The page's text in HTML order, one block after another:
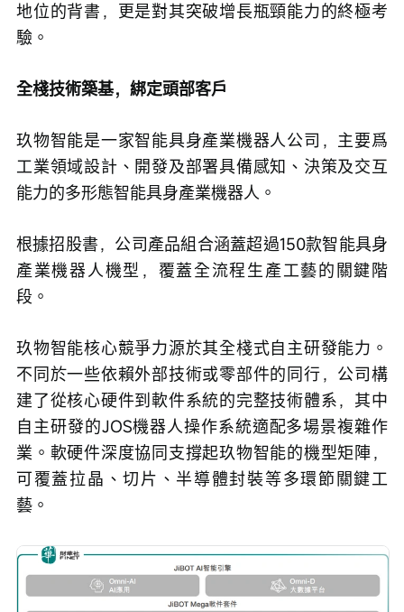
地位的背書，更是對其突破增長瓶頸能力的終極考
驗。
全棧技術築基，綁定頭部客戶
玖物智能是一家智能具身產業機器人公司，主要爲
工業領域設計、開發及部署具備感知、決策及交互
能力的多形態智能具身產業機器人。
根據招股書，公司產品組合涵蓋超過150款智能具身
產業機器人機型，覆蓋全流程生產工藝的關鍵階
段。
玖物智能核心競爭力源於其全棧式自主研發能力。
不同於一些依賴外部技術或零部件的同行，公司構
建了從核心硬件到軟件系統的完整技術體系，其中
自主研發的JOS機器人操作系統適配多場景複雜作
業。軟硬件深度協同支撐起玖物智能的機型矩陣，
可覆蓋拉晶、切片、半導體封裝等多環節關鍵工
藝。